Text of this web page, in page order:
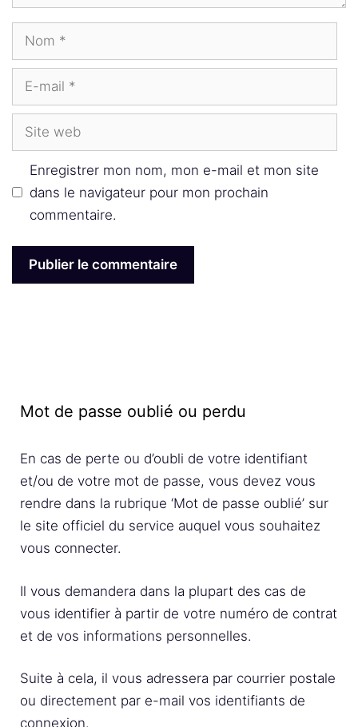
Nom
Site
Enregistrer mon nom, mon e-mail et mon site
dans le navigateur pour mon prochain
commentaire.
Mot de passe oublié ou perdu
En cas de perte ou d’oubli de votre identifiant
et/ou de votre mot de passe, vous devez vous
rendre dans la rubrique ‘Mot de passe oublié’ sur
le site officiel du service auquel vous souhaitez
vous connecter.
Il vous demandera dans la plupart des cas de
vous identifier à partir de votre numéro de contrat
et de vos informations personnelles.
Suite à cela, il vous adressera par courrier postale
ou directement par e-mail vos identifiants de
connexion.